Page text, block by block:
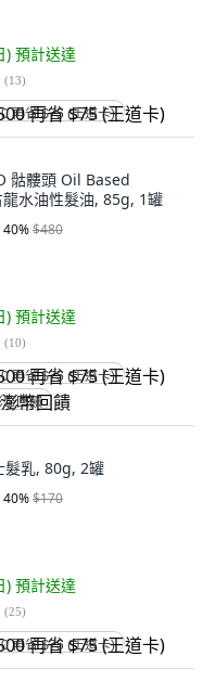
) 預計送達
(13)
再省 $75 (王道卡)
骷髏頭 Oil Based
水油性髮油, 85g, 1罐
40%$480
) 預計送達
(10)
再省 $75 (王道卡)
幣回饋
髮乳, 80g, 2罐
40%$170
) 預計送達
(25)
再省 $75 (王道卡)